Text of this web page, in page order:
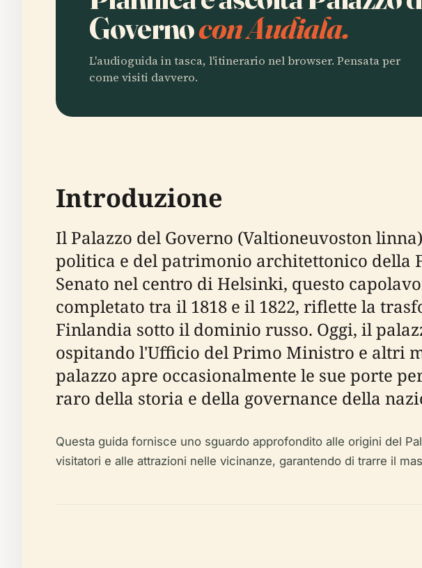
Governocon Audiala.
L'audioguida in tasca, l'itinerario nel browser. Pensata per
come visiti davvero.
Introduzione
Il Palazzo del Governo (Valtioneuvoston
politica e del patrimonio architettonico della
Senato nel centro di Helsinki, questo
completato tra il 1818 e il 1822, riflette la
Finlandia sotto il dominio russo. Oggi, il
ospitando l'Ufficio del Primo Ministro e altri
palazzo apre occasionalmente le sue porte
raro della storia e della governance della
Questa guida fornisce uno sguardo approfondito alle origini del
visitatori e alle attrazioni nelle vicinanze, garantendo di trarre il